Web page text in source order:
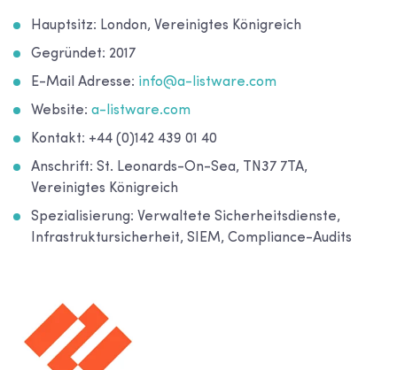
Hauptsitz: London, Vereinigtes Königreich
Gegründet: 2017
E-Mail Adresse: info@a-listware.com
Website: a-listware.com
Kontakt: +44 (0)142 439 01 40
Anschrift: St. Leonards-On-Sea, TN37 7TA,
Vereinigtes Königreich
Spezialisierung: Verwaltete Sicherheitsdienste,
Infrastruktursicherheit, SIEM, Compliance-Audits